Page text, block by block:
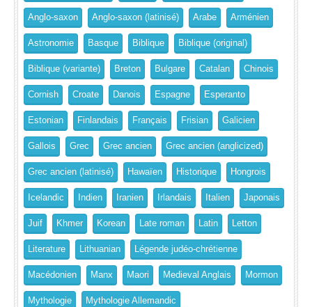
Anglo-saxon Anglo-saxon (latinisé) Arabe Arménien
Astronomie Basque Biblique Biblique (original)
Biblique (variante) Breton Bulgare Catalan Chinois
Cornish Croate Danois Espagne Esperanto
Estonian Finlandais Français Frisian Galicien
Gallois Grec Grec ancien Grec ancien (anglicized)
Grec ancien (latinisé) Hawaïen Historique Hongrois
Icelandic Indien Iranien Irlandais Italien Japonais
Juif Khmer Korean Late roman Latin Letton
Literature Lithuanian Légende judéo-chrétienne
Macédonien Manx Maori Medieval Anglais Mormon
Mythologie Mythologie Allemandic